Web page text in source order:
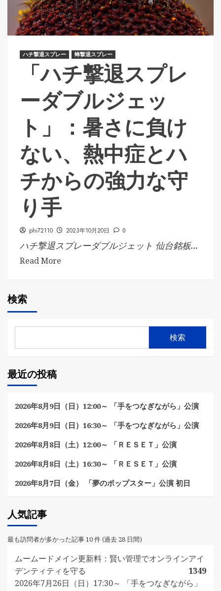
ハチ撃退スプレー 蜂撃退スプレー
「ハチ撃退スプレ
ーダブルジェッ
ト」：暑さに負け
ない、熱中症とハ
チからの強力な守
り手
phi72110 2023年10月20日 0
ハチ撃退スプレーダブルジェット 仙台銘板...
Read More
検索
検索
最近の投稿
2026年8月9日（日）12:00～ 「手をつなぎながら」公演
2026年8月9日（日）16:30～ 「手をつなぎながら」公演
2026年8月8日（土）12:00～ 「ＲＥＳＥＴ」公演
2026年8月8日（土）16:30～ 「ＲＥＳＥＴ」公演
2026年8月7日（金） 「夢のポップスター」公演 初日
人気記事
最も訪問者が多かった記事 10 件 (過去 28 日間)
ムームードメイン更新料：賢い管理でオンラインアイ
デンティティを守る
1349
2026年7月26日（日）17:30～ 「手をつなぎながら」